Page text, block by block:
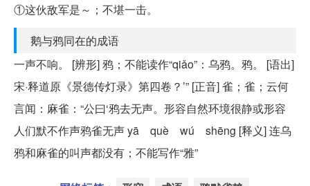
①这伙敌军是～；不堪一击。
鹅与鸦同在的成语
一声不响。 [辨形] 鸦；不能读作“qiǎo”：乌鸦。鸦。 [语出]
宋·释道原《景德传灯录》第四卷？’” [正音] 雀；雀；云何
言闻：麻雀：“公曰‘鸦去无声。形容自然环境很静或形容
人们默不作声鸦雀无声 yā què wú shēng [释义] 连乌
鸦和麻雀的叫声都没有；不能写作“雅”